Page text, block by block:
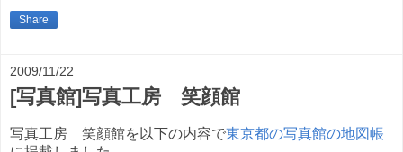
Share
2009/11/22
[写真館]写真工房 笑顔館
写真工房 笑顔館を以下の内容で東京都の写真館の地図帳